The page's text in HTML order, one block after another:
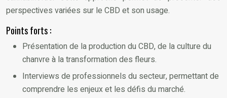
perspectives variées sur le CBD et son usage.
Points forts :
Présentation de la production du CBD, de la culture du
chanvre à la transformation des fleurs.
Interviews de professionnels du secteur, permettant de
comprendre les enjeux et les défis du marché.